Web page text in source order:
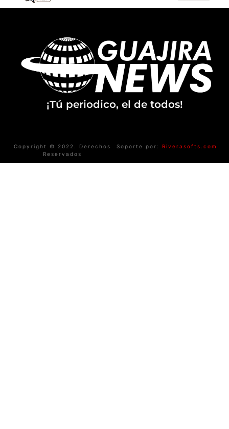
¡Tú periodico, el de todos!
Copyright © 2022. Derechos
Reservados
Soporte por: Riverasofts.com